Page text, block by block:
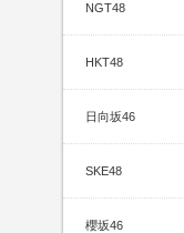
NGT48
HKT48
日向坂46
SKE48
櫻坂46